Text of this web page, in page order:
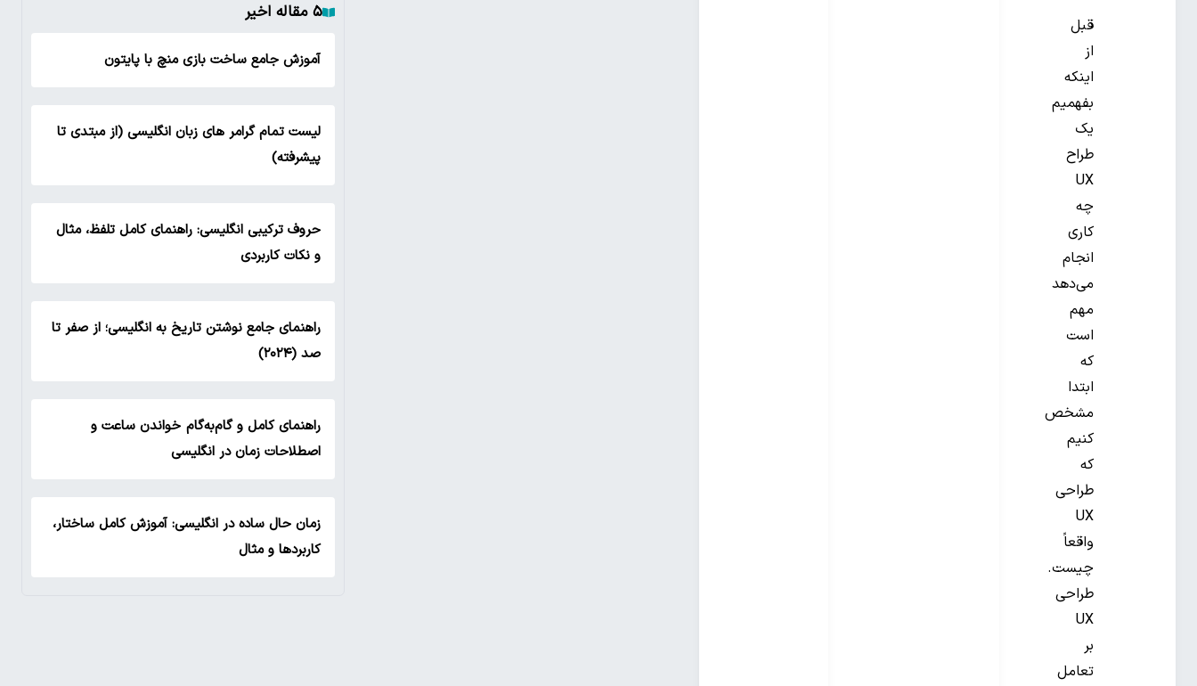
قبل
از
اینکه
بفهمیم
یک
طراح
UX
چه
کاری
انجام
می‌دهد
مهم
است
که
ابتدا
مشخص
کنیم
که
طراحی
UX
واقعاً
چیست.
طراحی
UX
بر
تعامل
۵ مقاله اخیر
آموزش جامع ساخت بازی منچ با پایتون
لیست تمام گرامر های زبان انگلیسی (از مبتدی تا
پیشرفته)
حروف ترکیبی انگلیسی: راهنمای کامل تلفظ، مثال
و نکات کاربردی
راهنمای جامع نوشتن تاریخ به انگلیسی؛ از صفر تا
صد (۲۰۲۴)
راهنمای کامل و گام‌به‌گام خواندن ساعت و
اصطلاحات زمان در انگلیسی
زمان حال ساده در انگلیسی: آموزش کامل ساختار،
کاربردها و مثال